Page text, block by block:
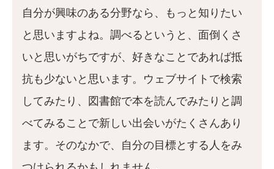
自分が興味のある分野なら、もっと知りたい
と思いますよね。調べるというと、面倒くさ
いと思いがちですが、好きなことであれば抵
抗も少ないと思います。ウェブサイトで検索
してみたり、図書館で本を読んでみたりと調
べてみることで新しい出会いがたくさんあり
ます。そのなかで、自分の目標とする人をみ